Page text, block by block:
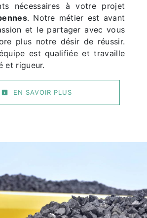
nécessaires à votre projet
. Notre métier est avant
et le partager avec vous
plus notre désir de réussir.
est qualifiée et travaille
et rigueur.
EN SAVOIR PLUS